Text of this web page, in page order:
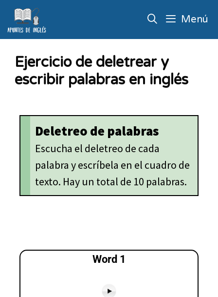
Menú
Ejercicio de deletrear y
escribir palabras en inglés
Deletreo de palabras
Escucha el deletreo de cada
palabra y escríbela en el cuadro de
texto. Hay un total de 10 palabras.
Word 1